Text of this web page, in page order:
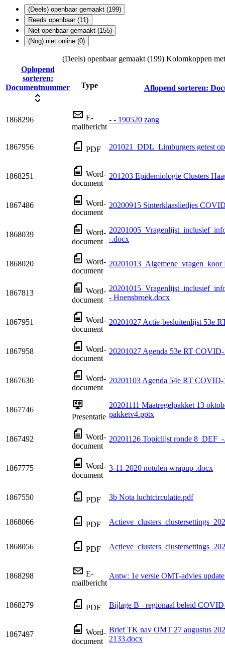
(Deels) openbaar gemaakt (199)
Reeds openbaar (11)
Niet openbaar gemaakt (155)
(Nog) niet online (0)
(Deels) openbaar gemaakt (199) Kolomkoppen
Oplopend
sorteren:
Documentnummer
Type Aflopend sorteren:
1868296
E-
mailbericht
- - 190520 zang
1867956 PDF 201021_DDL_Limburgers getest
1868251
Word-
document
201203 Epidemiologie Clusters
1867486
Word-
document
20200915 Sinterklaasliedjes
1868039
Word-
document
-.docx
1868020
Word-
document
1867813
Word-
document
- Hoensbroek.docx
1867951
Word-
document
20201027 Actie-besluitenlijst 53e
1867958
Word-
document
20201027 Agenda 53e RT
1867630
Word-
document
20201103 Agenda 54e RT
1867746
Presentatie
20201111 Maatregelpakket 13
pakketv4.pptx
1867492
Word-
document
20201126 Topiclijst ronde
1867775
Word-
document
3-11-2020 notulen wrapup .docx
1867550 PDF 3b Nota luchtcirculatie.pdf
1868066 PDF
1868056 PDF
1868298
E-
mailbericht
Antw: 1e versie OMT-advies
1868279 PDF Bijlage B - regionaal beleid
1867497
Word-
document
Brief TK nav OMT 27 augustus
2133.docx